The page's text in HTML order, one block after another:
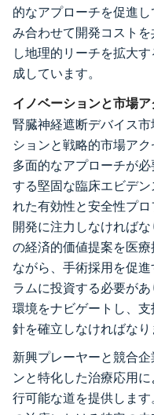
的なアプローチを促進
み合わせて開発コスト
し地理的リーチを拡大
成しています。
イノベーションと市場
腎臓神経遮断デバイス
ションと戦略的市場ア
多面的なアプローチが
する堅固な臨床エビデ
れた有効性と安全性プ
開発に注力しなければ
の経済的価値提案を医
ながら、手術採用を促
ラムに投資する必要が
環境をナビゲートし、
針を確立しなければなり
新興プレーヤーと競合
ンと特化した治療応用
行可能な道を提供しま